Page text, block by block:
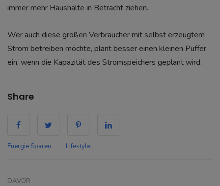
immer mehr Haushalte in Betracht ziehen.
Wer auch diese großen Verbraucher mit selbst erzeugtem
Strom betreiben möchte, plant besser einen kleinen Puffer
ein, wenn die Kapazität des Stromspeichers geplant wird.
Share
Energie Sparen Lifestyle
DAVOR